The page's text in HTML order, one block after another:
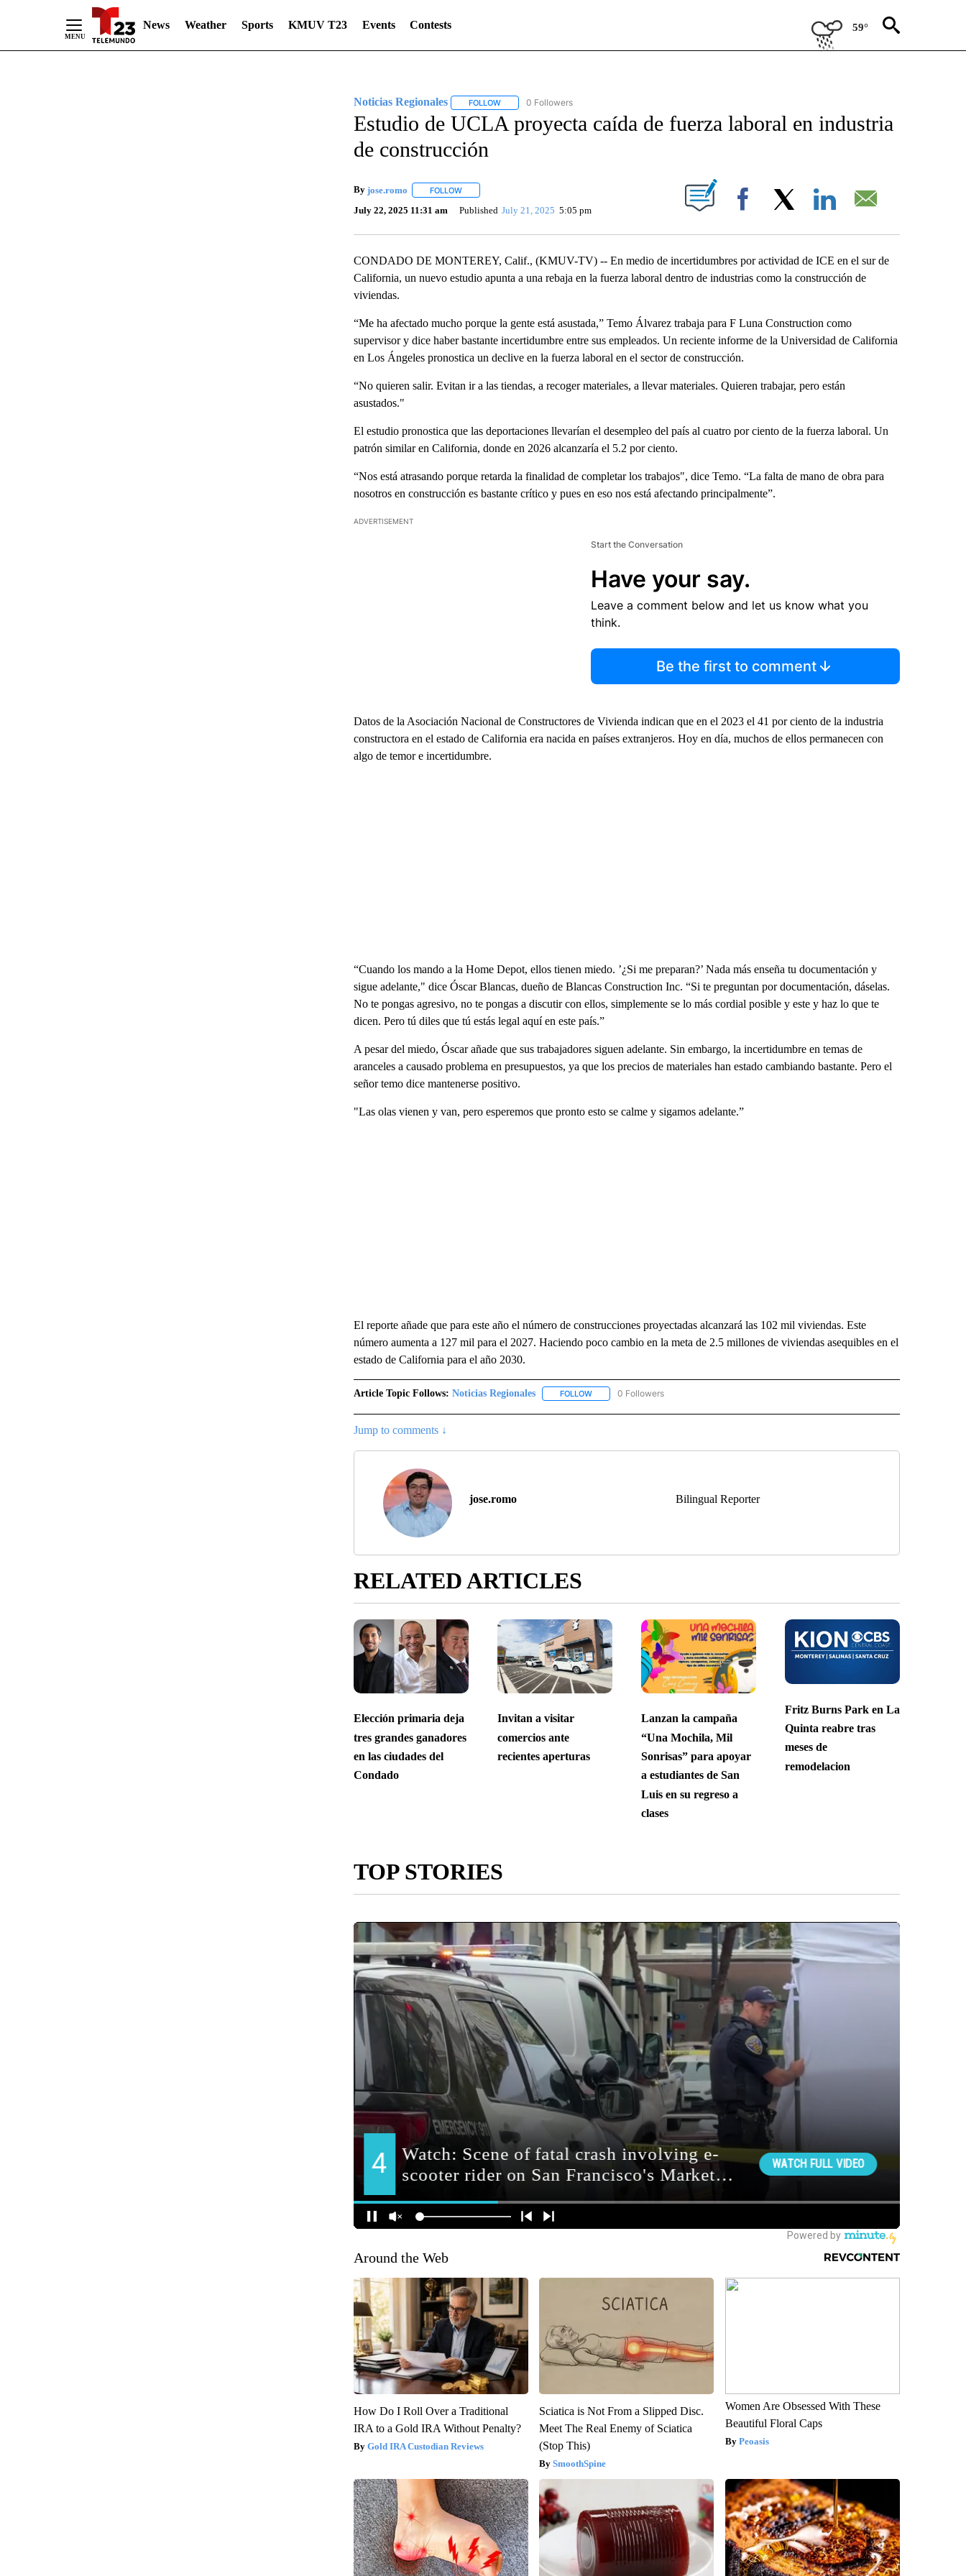
News Weather Sports KMUV T23 Events Contests 59°
Noticias Regionales FOLLOWFOLLOW "NOTICIAS REGIONALES" TO RECEIVE NOTIFICATIONS ABOUT NEW PAGES ON "NOTICIAS REGIONALES".
0 Followers
Estudio de UCLA proyecta caída de fuerza laboral en industria
de construcción
By jose.romo FOLLOWFOLLOW "" TO RECEIVE NOTIFICATIONS ABOUT NEW PAGES ON "".
July 22, 2025 11:31 am Published July 21, 2025 5:05 pm Facebook
CONDADO DE MONTEREY, Calif., (KMUV-TV) -- En medio de incertidumbres por actividad de ICE en el sur de
California, un nuevo estudio apunta a una rebaja en la fuerza laboral dentro de industrias como la construcción de
viviendas.
“Me ha afectado mucho porque la gente está asustada,” Temo Álvarez trabaja para F Luna Construction como
supervisor y dice haber bastante incertidumbre entre sus empleados. Un reciente informe de la Universidad de California
en Los Ángeles pronostica un declive en la fuerza laboral en el sector de construcción.
“No quieren salir. Evitan ir a las tiendas, a recoger materiales, a llevar materiales. Quieren trabajar, pero están
asustados."
El estudio pronostica que las deportaciones llevarían el desempleo del país al cuatro por ciento de la fuerza laboral. Un
patrón similar en California, donde en 2026 alcanzaría el 5.2 por ciento.
“Nos está atrasando porque retarda la finalidad de completar los trabajos", dice Temo. “La falta de mano de obra para
nosotros en construcción es bastante crítico y pues en eso nos está afectando principalmente”.
ADVERTISEMENT
Start the Conversation
Have your say.
Leave a comment below and let us know what you
think.
Be the first to comment
Datos de la Asociación Nacional de Constructores de Vivienda indican que en el 2023 el 41 por ciento de la industria
constructora en el estado de California era nacida en países extranjeros. Hoy en día, muchos de ellos permanecen con
algo de temor e incertidumbre.
“Cuando los mando a la Home Depot, ellos tienen miedo. ’¿Si me preparan?’ Nada más enseña tu documentación y
sigue adelante," dice Óscar Blancas, dueño de Blancas Construction Inc. “Si te preguntan por documentación, dáselas.
No te pongas agresivo, no te pongas a discutir con ellos, simplemente se lo más cordial posible y este y haz lo que te
dicen. Pero tú diles que tú estás legal aquí en este país.”
A pesar del miedo, Óscar añade que sus trabajadores siguen adelante. Sin embargo, la incertidumbre en temas de
aranceles a causado problema en presupuestos, ya que los precios de materiales han estado cambiando bastante. Pero el
señor temo dice mantenerse positivo.
"Las olas vienen y van, pero esperemos que pronto esto se calme y sigamos adelante.”
El reporte añade que para este año el número de construcciones proyectadas alcanzará las 102 mil viviendas. Este
número aumenta a 127 mil para el 2027. Haciendo poco cambio en la meta de 2.5 millones de viviendas asequibles en el
estado de California para el año 2030.
Article Topic Follows: Noticias Regionales FOLLOWFOLLOW "NOTICIAS REGIONALES" TO RECEIVE NOTIFICATIONS ABOUT NEW PAGES ON
0 Followers
Jump to comments ↓
jose.romo Bilingual Reporter
RELATED ARTICLES
Elección primaria deja
tres grandes ganadores
en las ciudades del
Condado
Invitan a visitar
comercios ante
recientes aperturas
Lanzan la campaña
“Una Mochila, Mil
Sonrisas” para apoyar
a estudiantes de San
Luis en su regreso a
clases
Fritz Burns Park en La
Quinta reabre tras
meses de
remodelacion
TOP STORIES
Around the Web
How Do I Roll Over a Traditional
IRA to a Gold IRA Without Penalty?
Gold IRA Custodian Reviews
Sciatica is Not From a Slipped Disc.
Meet The Real Enemy of Sciatica
(Stop This)
SmoothSpine
Women Are Obsessed With These
Beautiful Floral Caps
Peoasis